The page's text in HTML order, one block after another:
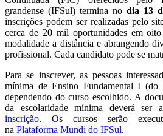
grandense (IFSul) termina no dia 13
inscrições podem ser realizadas pelo
cerca de 20 mil oportunidades em
modalidade a distância e abrangendo
profissional. Cada candidato pode se
Para se inscrever, as pessoas
mínima de Ensino Fundamental I (do
dependendo do curso escolhido. A
da escolaridade mínima deverá ser
inscrição. Os cursos serão
na Plataforma Mundi do IFSul.